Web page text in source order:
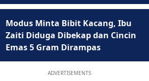
Modus Minta Bibit Kacang, Ibu
Zaiti Diduga Dibekap dan Cincin
Emas 5 Gram Dirampas
ADVERTISEMENTS